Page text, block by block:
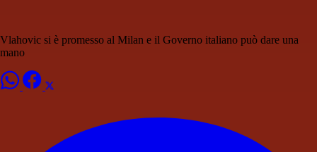
Vlahovic si è promesso al Milan e il Governo italiano può dare una
mano